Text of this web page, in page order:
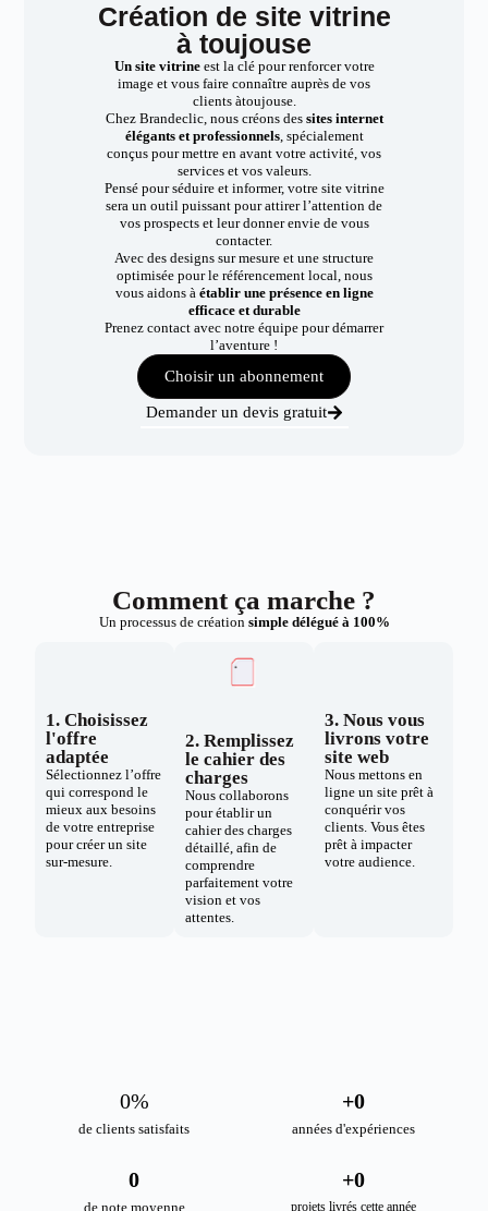
Création de site vitrine
à toujouse
Un site vitrineest la clé pour renforcer votre
image et vous faire connaître auprès de vos
clients àtoujouse.
Chez Brandeclic, nous créons dessites internet
élégants et professionnels, spécialement
conçus pour mettre en avant votre activité, vos
services et vos valeurs.
Pensé pour séduire et informer, votre site vitrine
sera un outil puissant pour attirer l’attention de
vos prospects et leur donner envie de vous
contacter.
Avec des designs sur mesure et une structure
optimisée pour le référencement local, nous
vous aidons à établir une présence en ligne
efficace et durable
Prenez contact avec notre équipe pour démarrer
l’aventure !
Choisir un abonnement
Demander un devis gratuit
Comment ça marche ?
Un processus de création simple délégué à 100%
1. Choisissez
l'offre
adaptée
Sélectionnez l’offre
qui correspond le
mieux aux besoins
de votre entreprise
pour créer un site
sur-mesure.
2. Remplissez
le cahier des
charges
Nous collaborons
pour établir un
cahier des charges
détaillé, afin de
comprendre
parfaitement votre
vision et vos
attentes.
3. Nous vous
livrons votre
site web
Nous mettons en
ligne un site prêt à
conquérir vos
clients. Vous êtes
prêt à impacter
votre audience.
de clients satisfaits
0%
années d'expériences
+0
de note moyenne
0
projets livrés cette année
+0